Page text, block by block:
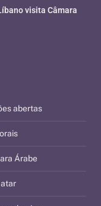
abertas
Árabe
visita Câmara